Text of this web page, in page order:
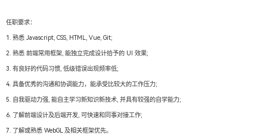
任职要求：
1. 熟悉 Javascript, CSS, HTML, Vue, Git;
2. 熟悉 前端常用框架, 能独立完成设计给予的 UI 效果;
3. 有良好的代码习惯, 低级错误出现频率低;
4. 具备优秀的沟通和协调能力，能承受比较大的工作压力;
5. 自我驱动力强, 能自主学习新知识新技术, 并具有较强的自学能力;
6. 了解前端设计及后端开发, 可快速和同事对接工作;
7. 了解或熟悉 WebGL 及相关框架优先。